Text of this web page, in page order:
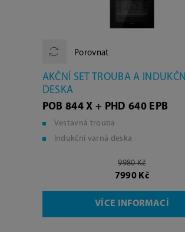
Porovnat
AKČNÍ SET TROUBA A INDUKČNÍ
DESKA
POB 844 X + PHD 640 EPB
Vestavná trouba
Indukční varná deska
9980 Kč
7990 Kč
VÍCE INFORMACÍ